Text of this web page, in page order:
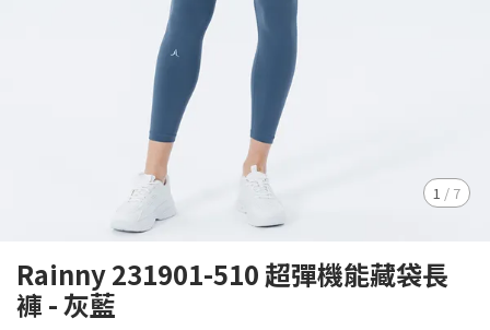
1 / 7
Rainny 231901-510 超彈機能藏袋長
褲 - 灰藍